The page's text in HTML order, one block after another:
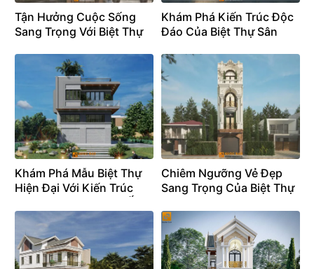
Tận Hưởng Cuộc Sống
Sang Trọng Với Biệt Thự
BT25104
Khám Phá Kiến Trúc Độc
Đáo Của Biệt Thự Sân
Khám Phá Mẫu Biệt Thự
Hiện Đại Với Kiến Trúc
Tượng – BT25102
Chiêm Ngưỡng Vẻ Đẹp
Sang Trọng Của Biệt Thự